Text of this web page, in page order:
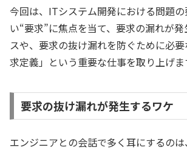
今回は、ITシステム開発における問題
い“要求”に焦点を当て、要求の漏れが
スや、要求の抜け漏れを防ぐために必
求定義」という重要な仕事を取り上げま
要求の抜け漏れが発生するワケ
エンジニアとの会話で多く耳にするの